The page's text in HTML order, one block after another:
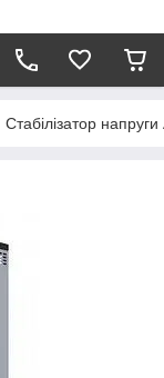
Стабілізатор